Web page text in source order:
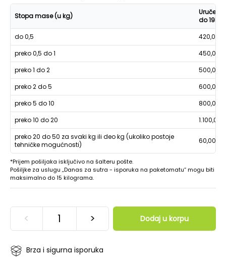
Stopa mase (u kg)
Uručenje
do 19h
do 0,5
420,00
preko 0,5 do 1
450,00
preko 1 do 2
500,00
preko 2 do 5
600,00
preko 5 do 10
800,00
preko 10 do 20
1.100,00
preko 20 do 50 za svaki kg ili deo kg (ukoliko postoje
tehničke mogućnosti)
60,00
*Prijem pošiljaka isključivo na šalteru pošte.
Pošiljke za uslugu „Danas za sutra - isporuka na paketomatu“ mogu biti
maksimalno do 15 kilograma.
< > Dodaj u korpu
Brza i sigurna isporuka